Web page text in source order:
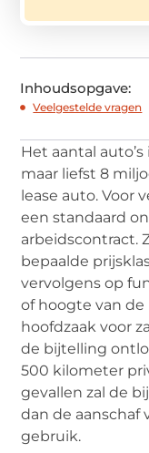
Inhoudsopgave:
Veelgestelde vragen
Het aantal
maar liefst 8
lease auto. Voor
een standaard
arbeidscontract.
bepaalde
vervolgens op
of hoogte van
hoofdzaak voor
de bijtelling
500 kilometer
gevallen zal de
dan de aanschaf
gebruik.